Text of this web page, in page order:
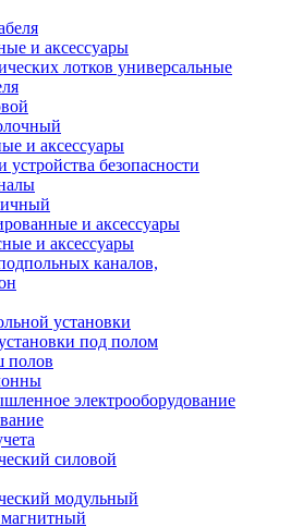
и аксессуары
лотков универсальные
и аксессуары
безопасности
и аксессуары
и аксессуары
каналов,
установки
под полом
полов
электрооборудование
силовой
модульный
магнитный